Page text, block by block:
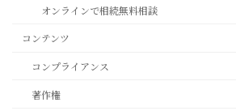
オンラインで相続無料相談
コンテンツ
コンプライアンス
著作権